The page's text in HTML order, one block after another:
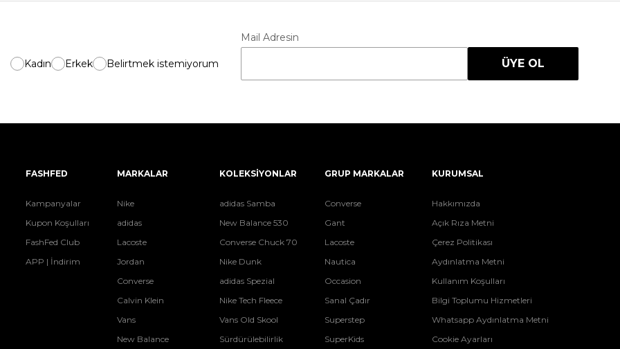
Kadın Erkek Belirtmek istemiyorum
Mail Adresin
ÜYE OL
FASHFED
Kampanyalar
Kupon Koşulları
FashFed Club
APP | İndirim
MARKALAR
Nike
adidas
Lacoste
Jordan
Converse
Calvin Klein
Vans
New Balance
KOLEKSİYONLAR
adidas Samba
New Balance 530
Converse Chuck 70
Nike Dunk
adidas Spezial
Nike Tech Fleece
Vans Old Skool
Sürdürülebilirlik
GRUP MARKALAR
Converse
Gant
Lacoste
Nautica
Occasion
Sanal Çadır
Superstep
SuperKids
KURUMSAL
Hakkımızda
Açık Rıza Metni
Çerez Politikası
Aydınlatma Metni
Kullanım Koşulları
Bilgi Toplumu Hizmetleri
Whatsapp Aydınlatma Metni
Cookie Ayarları